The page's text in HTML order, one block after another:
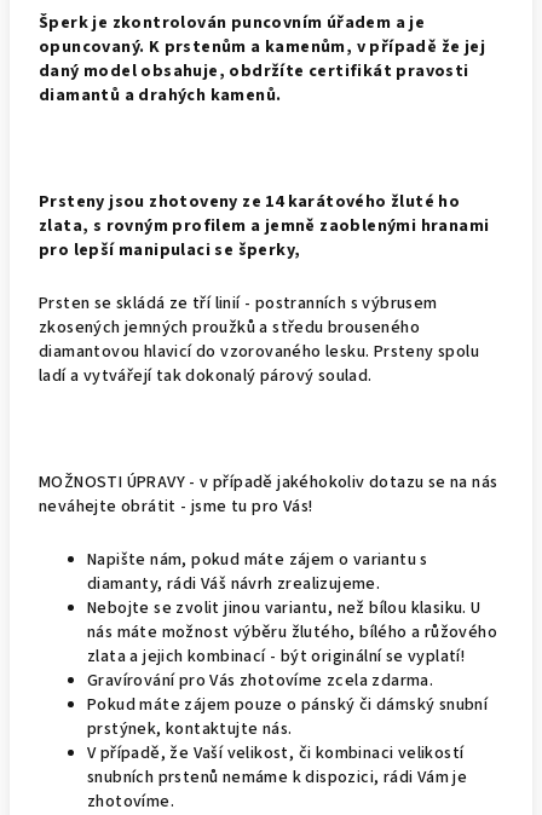
Šperk je zkontrolován puncovním úřadem a je
opuncovaný. K prstenům a kamenům, v případě že jej
daný model obsahuje, obdržíte certifikát pravosti
diamantů a drahých kamenů.
Prsteny jsou zhotoveny ze 14 karátového žluté ho
zlata, s rovným profilem a jemně zaoblenými hranami
pro lepší manipulaci se šperky,
Prsten se skládá ze tří linií - postranních s výbrusem
zkosených jemných proužků a středu brouseného
diamantovou hlavicí do vzorovaného lesku. Prsteny spolu
ladí a vytvářejí tak dokonalý párový soulad.
MOŽNOSTI ÚPRAVY - v případě jakéhokoliv dotazu se na nás
neváhejte obrátit - jsme tu pro Vás!
Napište nám, pokud máte zájem o variantu s
diamanty, rádi Váš návrh zrealizujeme.
Nebojte se zvolit jinou variantu, než bílou klasiku. U
nás máte možnost výběru žlutého, bílého a růžového
zlata a jejich kombinací - být originální se vyplatí!
Gravírování pro Vás zhotovíme zcela zdarma.
Pokud máte zájem pouze o pánský či dámský snubní
prstýnek, kontaktujte nás.
V případě, že Vaší velikost, či kombinaci velikostí
snubních prstenů nemáme k dispozici, rádi Vám je
zhotovíme.